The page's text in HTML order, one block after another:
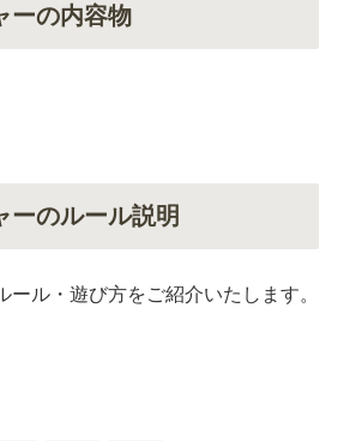
ーの内容物
ーのルール説明
ール・遊び方をご紹介いたします。